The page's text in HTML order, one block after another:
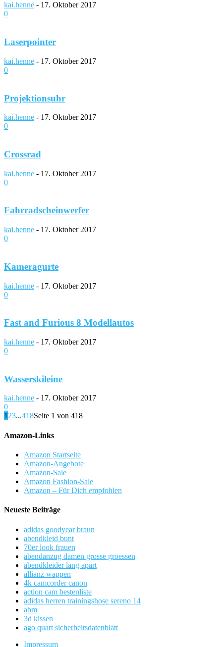
kai.henne - 17. Oktober 2017
0
Laserpointer
kai.henne - 17. Oktober 2017
0
Projektionsuhr
kai.henne - 17. Oktober 2017
0
Crossrad
kai.henne - 17. Oktober 2017
0
Fahrradscheinwerfer
kai.henne - 17. Oktober 2017
0
Kameragurte
kai.henne - 17. Oktober 2017
0
Fast and Furious 8 Modellautos
kai.henne - 17. Oktober 2017
0
Wasserskileine
kai.henne - 17. Oktober 2017
0
123...418Seite 1 von 418
Amazon-Links
Amazon Startseite
Amazon-Angebote
Amazon-Sale
Amazon Fashion-Sale
Amazon – Für Dich empfohlen
Neueste Beiträge
adidas goodyear braun
abendkleid bunt
70er look frauen
abendanzug damen grosse groessen
abendkleider lang apart
allianz wappen
4k camcorder canon
action cam bestenliste
adidas herren trainingshose sereno 14
abm
3d kissen
ago quart sicherheitsdatenblatt
Impressum